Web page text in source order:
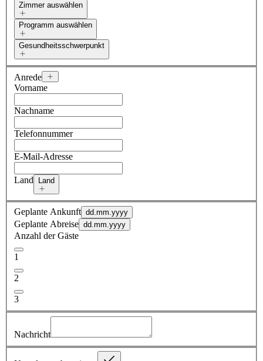
Zimmer auswählen
Programm auswählen
Gesundheitsschwerpunkt
Anrede
Vorname
Nachname
Telefonnummer
E-Mail-Adresse
Land Land
Geplante Ankunft dd.mm.yyyy
Geplante Abreise dd.mm.yyyy
Anzahl der Gäste
1
2
3
Nachricht